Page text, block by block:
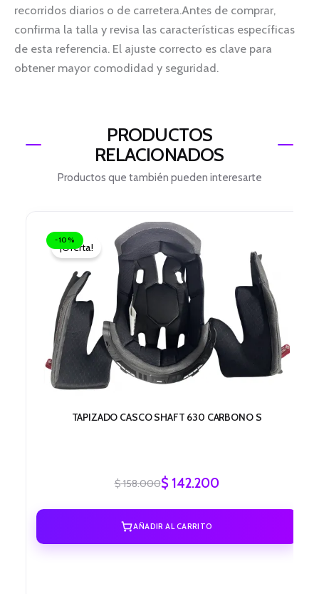
recorridos diarios o de carretera.Antes de comprar,
confirma la talla y revisa las características específicas
de esta referencia. El ajuste correcto es clave para
obtener mayor comodidad y seguridad.
PRODUCTOS
RELACIONADOS
Productos que también pueden interesarte
-10%
¡Oferta!
TAPIZADO CASCO SHAFT 630 CARBONO S
$158.000
El
precio
original
era:
$ 158.000.
$142.200
El
precio
actual
es:
$ 142.200.
AÑADIR AL CARRITO